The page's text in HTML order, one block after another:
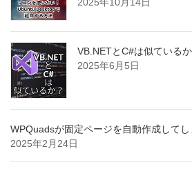
2025年10月14日
VB.NETとC#は似ているか
2025年6月5日
WPQuadsが固定ページを自動作成してし
2025年2月24日